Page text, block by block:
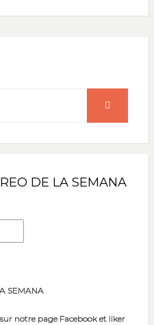
SEARCH
DE LA SEMANA
SEMANA
notre page Facebook et liker